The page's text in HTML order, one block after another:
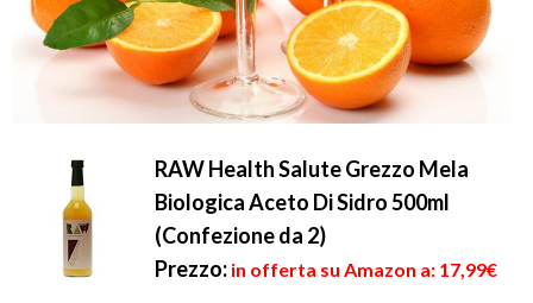
RAW Health Salute Grezzo Mela
Biologica Aceto Di Sidro 500ml
(Confezione da 2)
Prezzo: in offerta su Amazon a: 17,99€